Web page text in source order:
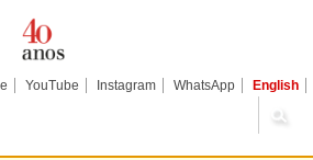
YouTube Instagram WhatsApp English